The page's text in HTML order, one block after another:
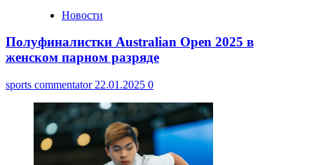
Новости
Полуфиналистки Australian Open 2025 в
женском парном разряде
sports commentator 22.01.2025 0